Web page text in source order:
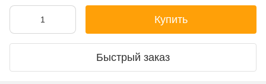
Купить
Быстрый заказ